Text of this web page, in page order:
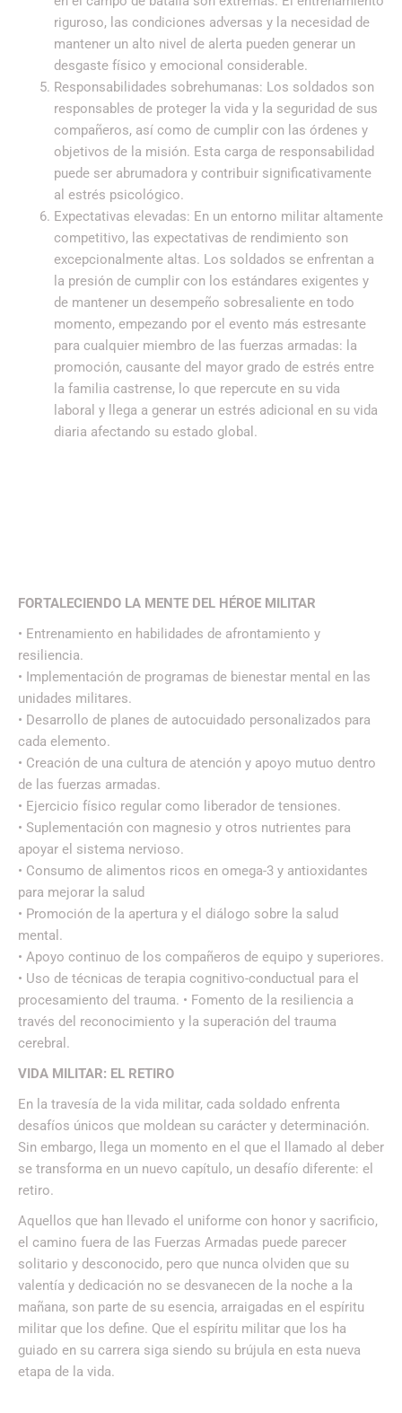
riguroso, las condiciones adversas y la necesidad de
mantener un alto nivel de alerta pueden generar un
desgaste físico y emocional considerable.
Responsabilidades sobrehumanas: Los soldados son
responsables de proteger la vida y la seguridad de sus
compañeros, así como de cumplir con las órdenes y
objetivos de la misión. Esta carga de responsabilidad
puede ser abrumadora y contribuir significativamente
al estrés psicológico.
Expectativas elevadas: En un entorno militar altamente
competitivo, las expectativas de rendimiento son
excepcionalmente altas. Los soldados se enfrentan a
la presión de cumplir con los estándares exigentes y
de mantener un desempeño sobresaliente en todo
momento, empezando por el evento más estresante
para cualquier miembro de las fuerzas armadas: la
promoción, causante del mayor grado de estrés entre
la familia castrense, lo que repercute en su vida
laboral y llega a generar un estrés adicional en su vida
diaria afectando su estado global.
FORTALECIENDO LA MENTE DEL HÉROE MILITAR
• Entrenamiento en habilidades de afrontamiento y
resiliencia.
• Implementación de programas de bienestar mental en las
unidades militares.
• Desarrollo de planes de autocuidado personalizados para
cada elemento.
• Creación de una cultura de atención y apoyo mutuo dentro
de las fuerzas armadas.
• Ejercicio físico regular como liberador de tensiones.
• Suplementación con magnesio y otros nutrientes para
apoyar el sistema nervioso.
• Consumo de alimentos ricos en omega-3 y antioxidantes
para mejorar la salud
• Promoción de la apertura y el diálogo sobre la salud
mental.
• Apoyo continuo de los compañeros de equipo y superiores.
• Uso de técnicas de terapia cognitivo-conductual para el
procesamiento del trauma. • Fomento de la resiliencia a
través del reconocimiento y la superación del trauma
cerebral.
VIDA MILITAR: EL RETIRO
En la travesía de la vida militar, cada soldado enfrenta
desafíos únicos que moldean su carácter y determinación.
Sin embargo, llega un momento en el que el llamado al deber
se transforma en un nuevo capítulo, un desafío diferente: el
retiro.
Aquellos que han llevado el uniforme con honor y sacrificio,
el camino fuera de las Fuerzas Armadas puede parecer
solitario y desconocido, pero que nunca olviden que su
valentía y dedicación no se desvanecen de la noche a la
mañana, son parte de su esencia, arraigadas en el espíritu
militar que los define. Que el espíritu militar que los ha
guiado en su carrera siga siendo su brújula en esta nueva
etapa de la vida.